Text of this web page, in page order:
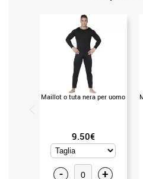
Maillot o tuta nera per uomo
9.50€
- +